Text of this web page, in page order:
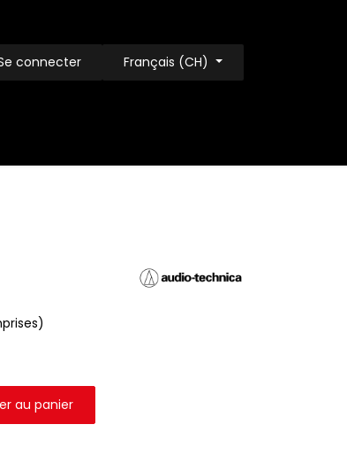
connecter Français (CH)
au panier